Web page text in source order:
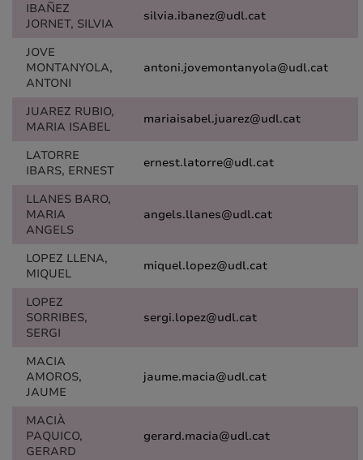
IBAÑEZ
JORNET, SILVIA
silvia.ibanez@udl.cat
JOVE
MONTANYOLA,
ANTONI
antoni.jovemontanyola@udl.cat
JUAREZ RUBIO,
MARIA ISABEL
mariaisabel.juarez@udl.cat
LATORRE
IBARS, ERNEST
ernest.latorre@udl.cat
LLANES BARO,
MARIA
ANGELS
angels.llanes@udl.cat
LOPEZ LLENA,
MIQUEL
miquel.lopez@udl.cat
LOPEZ
SORRIBES,
SERGI
sergi.lopez@udl.cat
MACIA
AMOROS,
JAUME
jaume.macia@udl.cat
MACIÀ
PAQUICO,
GERARD
gerard.macia@udl.cat